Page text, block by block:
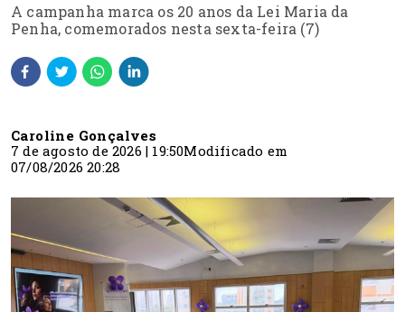
A campanha marca os 20 anos da Lei Maria da
Penha, comemorados nesta sexta-feira (7)
Caroline Gonçalves
7 de agosto de 2026 | 19:50Modificado em
07/08/2026 20:28